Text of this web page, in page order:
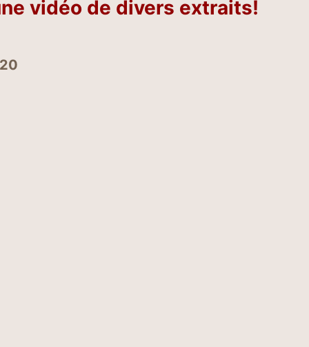
vidéo de divers extraits!